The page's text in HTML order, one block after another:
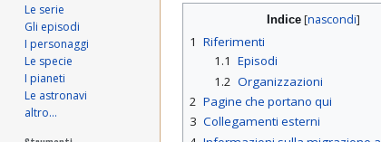
Indice
1 Riferimenti
1.1 Episodi
1.2 Organizzazioni
2 Pagine che portano qui
3 Collegamenti esterni
Le serie
Gli episodi
I personaggi
Le specie
I pianeti
Le astronavi
altro…